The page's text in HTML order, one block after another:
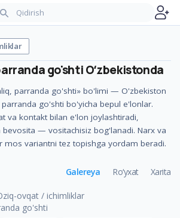
go'shtiOʻzbekistonda
parranda go'shti» bo'limi — O'zbekiston
go'shti bo'yicha bepul e'lonlar.
va kontakt bilan e'lon joylashtiradi,
— vositachisiz bog'lanadi. Narx va
mos variantni tez topishga yordam beradi.
ovqat / ichimliklar
go'shti
Galereya Ro‘yxat Xarita